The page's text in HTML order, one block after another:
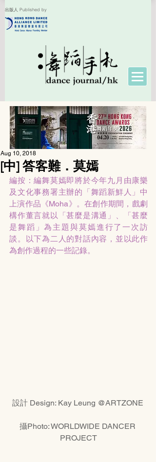
出版人 Published by
[中] 答客難．莫嫣
Aug 10, 2018
編按：編舞莫嫣即將於今年九月由康樂
及文化事務署主辦的「舞蹈新鮮人」中
上演作品《Moha》。在創作期間，戲劇
構作董言就以「甚麼是溝通」、「甚麼
是舞蹈」為主題與莫嫣進行了一次訪
談。以下為二人的對話內容，並以此作
為創作過程的一些記錄。
設計 Design: Kay Leung @ARTZONE
攝Photo: WORLDWIDE DANCER
PROJECT